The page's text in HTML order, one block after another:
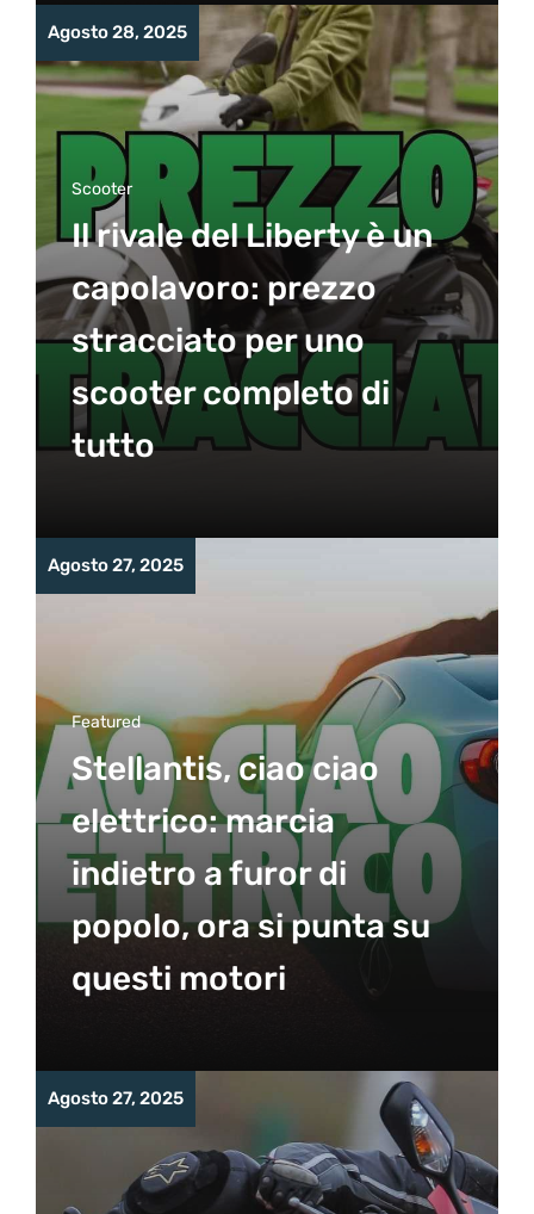
Agosto 28, 2025
Scooter
Il rivale del Liberty è un
capolavoro: prezzo
stracciato per uno
scooter completo di
tutto
Agosto 27, 2025
Featured
Stellantis, ciao ciao
elettrico: marcia
indietro a furor di
popolo, ora si punta su
questi motori
Agosto 27, 2025